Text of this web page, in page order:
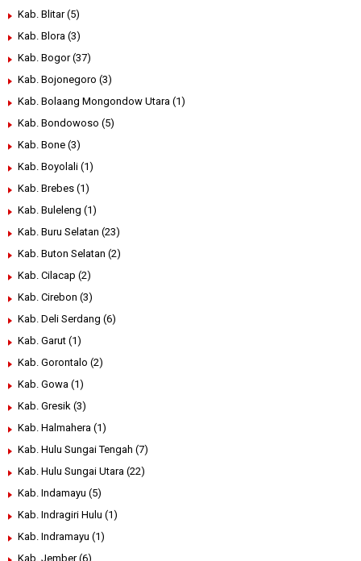
Kab. Blitar (5)
Kab. Blora (3)
Kab. Bogor (37)
Kab. Bojonegoro (3)
Kab. Bolaang Mongondow Utara (1)
Kab. Bondowoso (5)
Kab. Bone (3)
Kab. Boyolali (1)
Kab. Brebes (1)
Kab. Buleleng (1)
Kab. Buru Selatan (23)
Kab. Buton Selatan (2)
Kab. Cilacap (2)
Kab. Cirebon (3)
Kab. Deli Serdang (6)
Kab. Garut (1)
Kab. Gorontalo (2)
Kab. Gowa (1)
Kab. Gresik (3)
Kab. Halmahera (1)
Kab. Hulu Sungai Tengah (7)
Kab. Hulu Sungai Utara (22)
Kab. Indamayu (5)
Kab. Indragiri Hulu (1)
Kab. Indramayu (1)
Kab. Jember (6)